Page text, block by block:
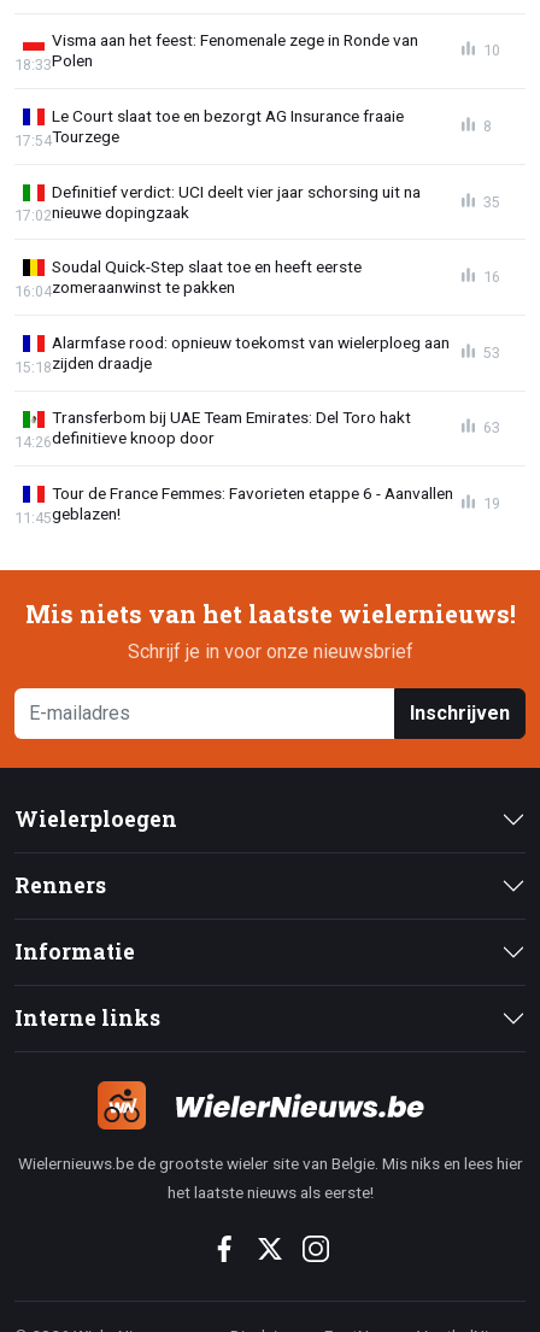
Visma aan het feest: Fenomenale zege in Ronde van
Polen
18:33
10
Le Court slaat toe en bezorgt AG Insurance fraaie
Tourzege
17:54
8
Definitief verdict: UCI deelt vier jaar schorsing uit na
nieuwe dopingzaak
17:02
35
Soudal Quick-Step slaat toe en heeft eerste
zomeraanwinst te pakken
16:04
16
Alarmfase rood: opnieuw toekomst van wielerploeg aan
zijden draadje
15:18
53
Transferbom bij UAE Team Emirates: Del Toro hakt
definitieve knoop door
14:26
63
Tour de France Femmes: Favorieten etappe 6 - Aanvallen
geblazen!
11:45
19
Mis niets van het laatste wielernieuws!
Schrijf je in voor onze nieuwsbrief
Inschrijven
Wielerploegen
Renners
Informatie
Interne links
Wielernieuws.be de grootste wieler site van Belgie. Mis niks en lees hier
het laatste nieuws als eerste!